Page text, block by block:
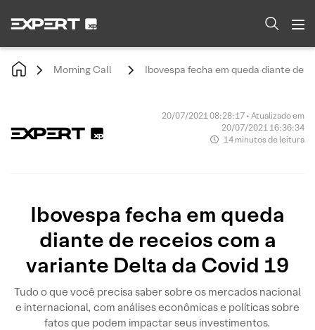
Morning Call Ibovespa fecha em queda diante de
20/07/2021 08:28:17 • Atualizado em
20/07/2021 16:36:34
14 minutos de leitura
Ibovespa fecha em queda
diante de receios com a
variante Delta da Covid 19
Tudo o que você precisa saber sobre os mercados nacional
e internacional, com análises econômicas e políticas sobre
fatos que podem impactar seus investimentos.